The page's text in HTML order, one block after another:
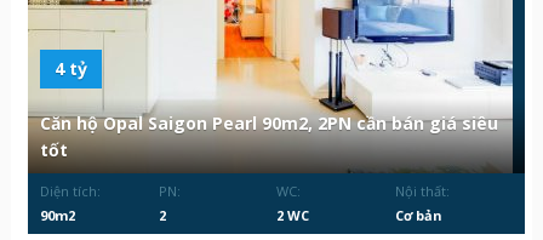
4 tỷ
Căn hộ Opal Saigon Pearl 90m2, 2PN cần bán giá siêu
tốt
Diện tích:
90m2
PN:
2
WC:
2 WC
Nội thất:
Cơ bản